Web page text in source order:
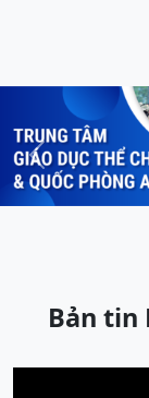
Previous
Bản tin